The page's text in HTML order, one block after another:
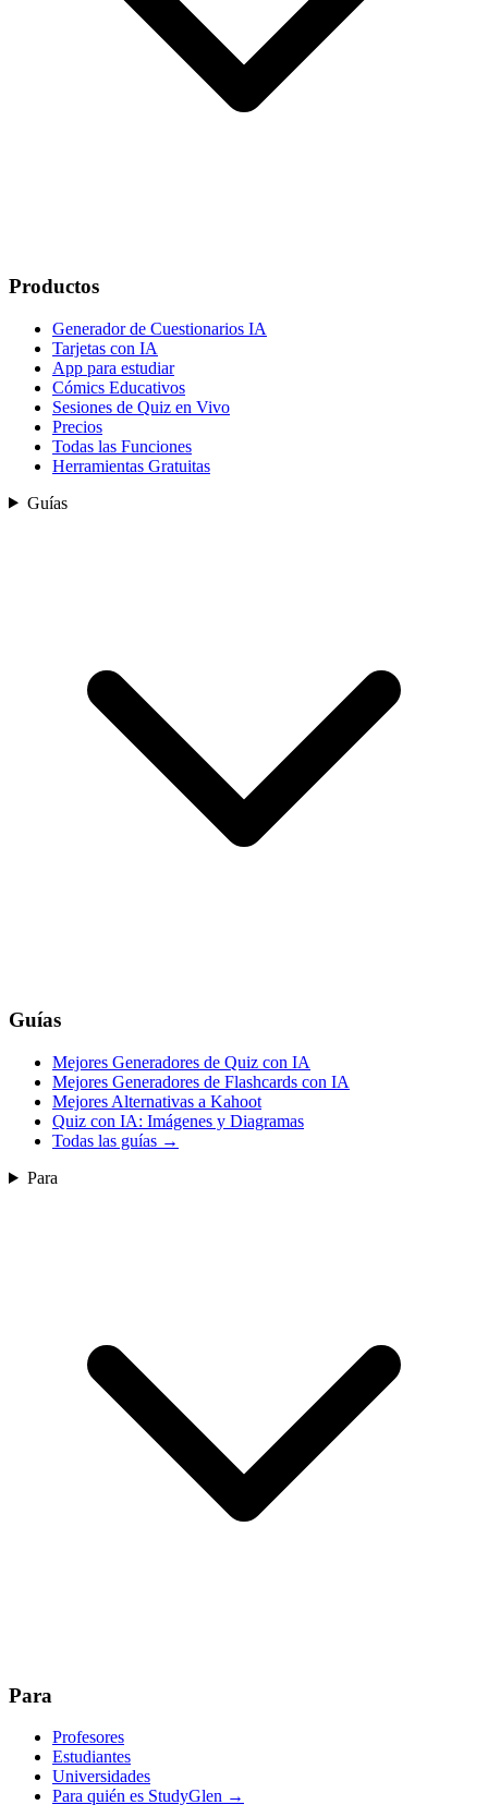
Productos
Generador de Cuestionarios IA
Tarjetas con IA
App para estudiar
Cómics Educativos
Sesiones de Quiz en Vivo
Precios
Todas las Funciones
Herramientas Gratuitas
Guías
Guías
Mejores Generadores de Quiz con IA
Mejores Generadores de Flashcards con IA
Mejores Alternativas a Kahoot
Quiz con IA: Imágenes y Diagramas
Todas las guías →
Para
Para
Profesores
Estudiantes
Universidades
Para quién es StudyGlen →